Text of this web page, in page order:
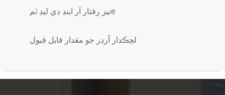
تيز رفتار آر اينڊ ڊي ليڊ ٽمe
لچڪدار آرڊر جو مقدار قابل قبول